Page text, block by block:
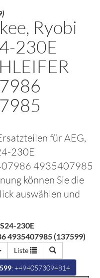
Ryobi
230E
fürAEG,
230E
4935407985
können Sie die
auswählen und
230E
4935407985 (137599)
Liste
: +4940573094814